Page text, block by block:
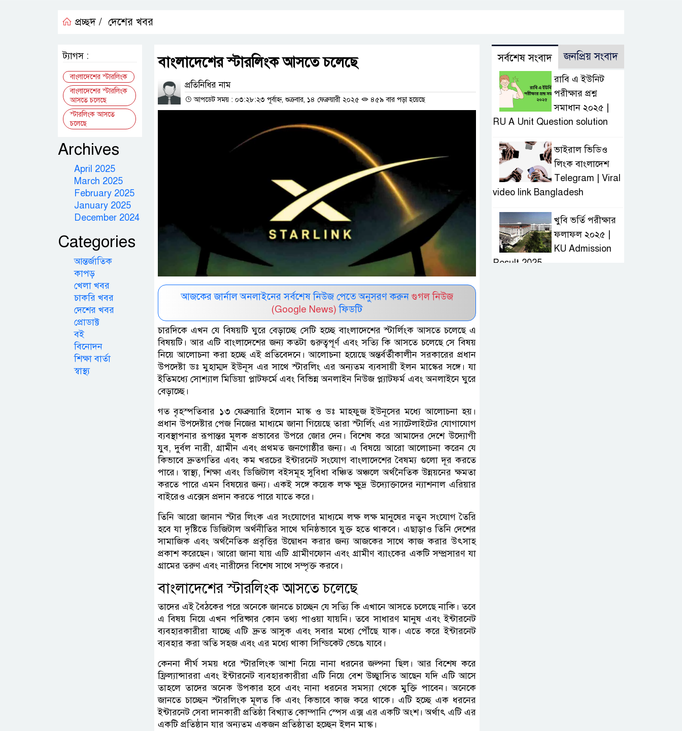
প্রচ্ছদ / দেশের খবর
বাংলাদেশের স্টারলিংক আসতে চলেছে
প্রতিনিধির নাম
আপডেট সময় : ০৩:২৮:২৩ পূর্বাহ্ন, শুক্রবার, ১৪ ফেব্রুয়ারী ২০২৫ ৪৫৯ বার পড়া হয়েছে
আজকের জার্নাল অনলাইনের সর্বশেষ নিউজ পেতে অনুসরণ করুন গুগল নিউজ
(Google News) ফিডটি
চারদিকে এখন যে বিষয়টি ঘুরে বেড়াচ্ছে সেটি হচ্ছে বাংলাদেশের স্টার্লিংক আসতে চলেছে এ
বিষয়টি। আর এটি বাংলাদেশের জন্য কতটা গুরুত্বপূর্ণ এবং সত্যি কি আসতে চলেছে সে বিষয়
নিয়ে আলোচনা করা হচ্ছে এই প্রতিবেদনে। আলোচনা হয়েছে অন্তর্বর্তীকালীন সরকারের প্রধান
উপদেষ্টা ডঃ মুহাম্মদ ইউনূস এর সাথে স্টারলিং এর অন্যতম ব্যবসায়ী ইলন মাস্কের সঙ্গে। যা
ইতিমধ্যে সোশ্যাল মিডিয়া প্লাটফর্মে এবং বিভিন্ন অনলাইন নিউজ প্ল্যাটফর্ম এবং অনলাইনে ঘুরে
বেড়াচ্ছে।
গত বৃহস্পতিবার ১৩ ফেব্রুয়ারি ইলোন মাস্ক ও ডঃ মাহফুজ ইউনূসের মধ্যে আলোচনা হয়।
প্রধান উপদেষ্টার পেজ নিজের মাধ্যমে জানা গিয়েছে তারা স্টার্লিং এর স্যাটেলাইটের যোগাযোগ
ব্যবস্থাপনার রূপান্তর মূলক প্রভাবের উপরে জোর দেন। বিশেষ করে আমাদের দেশে উদ্যোগী
যুব, দুর্বল নারী, গ্রামীন এবং প্রথমত জনগোষ্ঠীর জন্য। এ বিষয়ে আরো আলোচনা করেন যে
কিভাবে দ্রুতগতির এবং কম খরচের ইন্টারনেট সংযোগ বাংলাদেশের বৈষম্য গুলো দূর করতে
পারে। স্বাস্থ্য, শিক্ষা এবং ডিজিটাল বইসমূহ সুবিধা বঞ্চিত অঞ্চলে অর্থনৈতিক উন্নয়নের ক্ষমতা
করতে পারে এমন বিষয়ের জন্য। একই সঙ্গে কয়েক লক্ষ ক্ষুদ্র উদ্যোক্তাদের ন্যাশনাল এরিয়ার
বাইরেও এক্সেস প্রদান করতে পারে যাতে করে।
তিনি আরো জানান স্টার লিংক এর সংযোগের মাধ্যমে লক্ষ লক্ষ মানুষের নতুন সংযোগ তৈরি
হবে যা দৃষ্টিতে ডিজিটাল অর্থনীতির সাথে ঘনিষ্ঠভাবে যুক্ত হতে থাকবে। এছাড়াও তিনি দেশের
সামাজিক এবং অর্থনৈতিক প্রবৃত্তির উদ্বোধন করার জন্য আজকের সাথে কাজ করার উৎসাহ
প্রকাশ করেছেন। আরো জানা যায় এটি গ্রামীণফোন এবং গ্রামীণ ব্যাংকের একটি সম্প্রসারণ যা
গ্রামের তরুণ এবং নারীদের বিশেষ সাথে সম্পৃক্ত করবে।
বাংলাদেশের স্টারলিংক আসতে চলেছে
তাদের এই বৈঠকের পরে অনেকে জানতে চাচ্ছেন যে সত্যি কি এখানে আসতে চলেছে নাকি। তবে
এ বিষয় নিয়ে এখন পরিষ্কার কোন তথ্য পাওয়া যায়নি। তবে সাধারণ মানুষ এবং ইন্টারনেট
ব্যবহারকারীরা যাচ্ছে এটি দ্রুত আসুক এবং সবার মধ্যে পৌঁছে যাক। এতে করে ইন্টারনেট
ব্যবহার করা অতি সহজ এবং এর মধ্যে থাকা সিন্ডিকেট ভেঙে যাবে।
কেননা দীর্ঘ সময় ধরে স্টারলিংক আশা নিয়ে নানা ধরনের জল্পনা ছিল। আর বিশেষ করে
ফ্রিল্যান্সাররা এবং ইন্টারনেট ব্যবহারকারীরা এটি নিয়ে বেশ উচ্ছ্বাসিত আছেন যদি এটি আসে
তাহলে তাদের অনেক উপকার হবে এবং নানা ধরনের সমস্যা থেকে মুক্তি পাবেন। অনেকে
জানতে চাচ্ছেন স্টারলিংক মূলত কি এবং কিভাবে কাজ করে থাকে। এটি হচ্ছে এক ধরনের
ইন্টারনেট সেবা দানকারী প্রতিষ্ঠা বিখ্যাত কোম্পানি স্পেস এক্স এর একটি অংশ। অর্থাৎ এটি এর
একটি প্রতিষ্ঠান যার অন্যতম একজন প্রতিষ্ঠাতা হচ্ছেন ইলন মাস্ক।
ট্যাগস :
বাংলাদেশের স্টারলিংক
বাংলাদেশের স্টারলিংক
আসতে চলেছে
স্টারলিংক আসতে
চলেছে
Archives
April 2025
March 2025
February 2025
January 2025
December 2024
Categories
আন্তর্জাতিক
কাপড়
খেলা খবর
চাকরি খবর
দেশের খবর
প্রোডাক্ট
বই
বিনোদন
শিক্ষা বার্তা
স্বাস্থ্য
সর্বশেষ সংবাদ জনপ্রিয় সংবাদ
রাবি এ ইউনিট
পরীক্ষার প্রশ্ন
সমাধান ২০২৫ |
RU A Unit Question solution
ভাইরাল ভিডিও
লিংক বাংলাদেশ
Telegram | Viral
video link Bangladesh
খুবি ভর্তি পরীক্ষার
ফলাফল ২০২৫ |
KU Admission
Result 2025